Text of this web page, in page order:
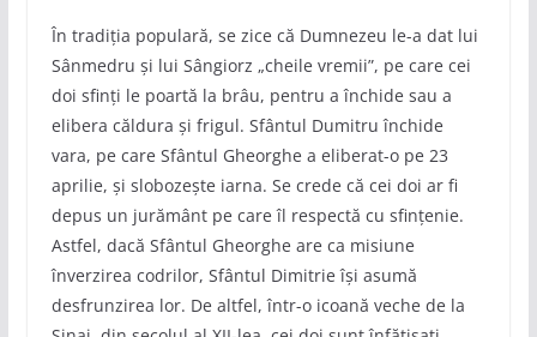
În tradiția populară, se zice că Dumnezeu le-a dat lui
Sânmedru și lui Sângiorz „cheile vremii”, pe care cei
doi sfinți le poartă la brâu, pentru a închide sau a
elibera căldura și frigul. Sfântul Dumitru închide
vara, pe care Sfântul Gheorghe a eliberat-o pe 23
aprilie, și slobozește iarna. Se crede că cei doi ar fi
depus un jurământ pe care îl respectă cu sfințenie.
Astfel, dacă Sfântul Gheorghe are ca misiune
înverzirea codrilor, Sfântul Dimitrie își asumă
desfrunzirea lor. De altfel, într-o icoană veche de la